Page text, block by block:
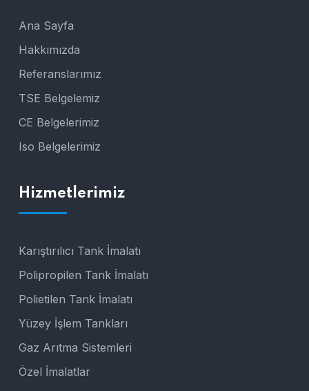
Ana Sayfa
Hakkımızda
Referanslarımız
TSE Belgelemiz
CE Belgelerimiz
Iso Belgelerimiz
Hizmetlerimiz
Karıştırılıcı Tank İmalatı
Polipropilen Tank İmalatı
Polietilen Tank İmalatı
Yüzey İşlem Tankları
Gaz Arıtma Sistemleri
Özel İmalatlar